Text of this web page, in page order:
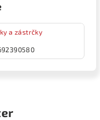
a zástrčky